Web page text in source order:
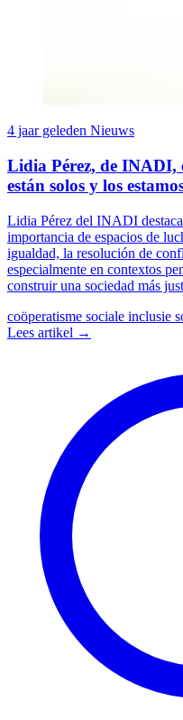
4 jaar geleden Nieuws
Lidia Pérez, de INADI,
están solos y los
Lidia Pérez del INADI
importancia de espacios de
igualdad, la resolución de
especialmente en contextos
construir una sociedad más
coöperatisme sociale inclusie
Lees artikel →